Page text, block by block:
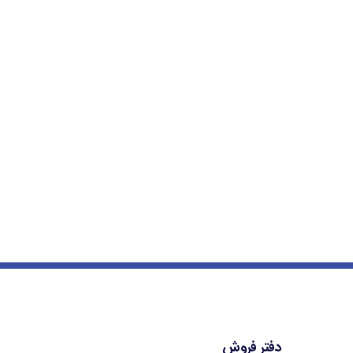
دفتر فروش